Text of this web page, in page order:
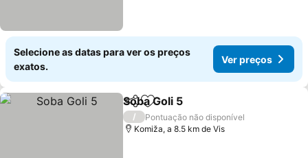
Selecione as datas para ver os preços
exatos.
Ver preços
PartilharAdicionar aos favoritos
Soba Goli 5
/
Pontuação não disponível
Komiža, a 8.5 km de Vis